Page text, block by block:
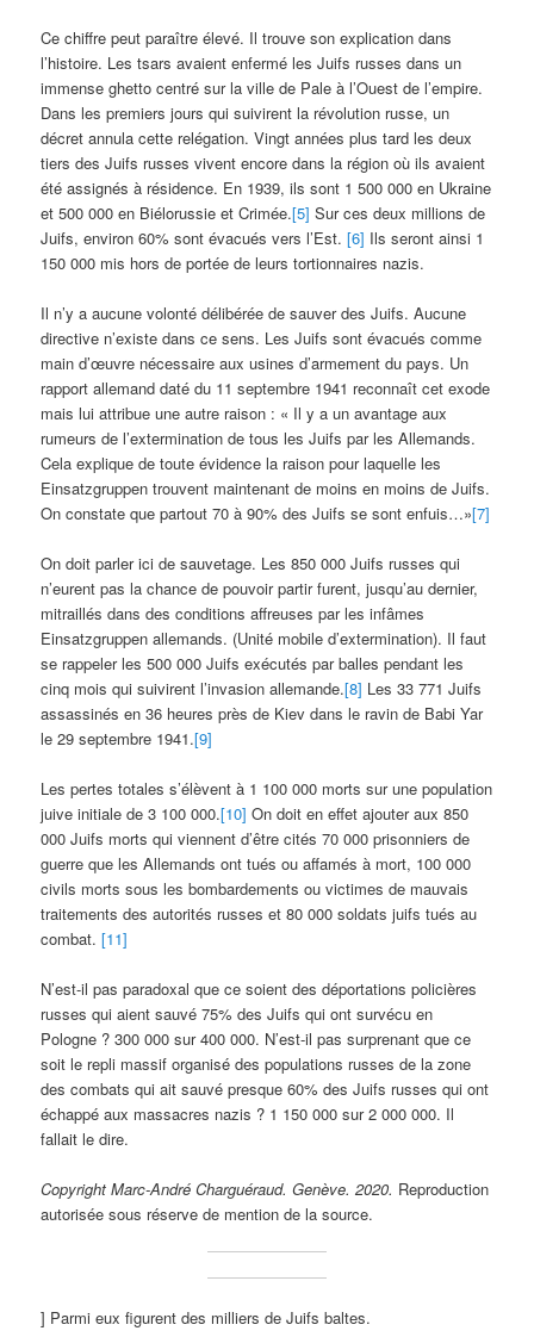
Ce chiffre peut paraître élevé. Il trouve son explication dans
l’histoire. Les tsars avaient enfermé les Juifs russes dans un
immense ghetto centré sur la ville de Pale à l’Ouest de l’empire.
Dans les premiers jours qui suivirent la révolution russe, un
décret annula cette relégation. Vingt années plus tard les deux
tiers des Juifs russes vivent encore dans la région où ils avaient
été assignés à résidence. En 1939, ils sont 1 500 000 en Ukraine
et 500 000 en Biélorussie et Crimée.[5] Sur ces deux millions de
Juifs, environ 60% sont évacués vers l’Est.[6] Ils seront ainsi 1
150 000 mis hors de portée de leurs tortionnaires nazis.
Il n’y a aucune volonté délibérée de sauver des Juifs. Aucune
directive n’existe dans ce sens. Les Juifs sont évacués comme
main d’œuvre nécessaire aux usines d’armement du pays. Un
rapport allemand daté du 11 septembre 1941 reconnaît cet exode
mais lui attribue une autre raison : « Il y a un avantage aux
rumeurs de l’extermination de tous les Juifs par les Allemands.
Cela explique de toute évidence la raison pour laquelle les
Einsatzgruppen trouvent maintenant de moins en moins de Juifs.
On constate que partout 70 à 90% des Juifs se sont enfuis…»[7]
On doit parler ici de sauvetage. Les 850 000 Juifs russes qui
n’eurent pas la chance de pouvoir partir furent, jusqu’au dernier,
mitraillés dans des conditions affreuses par les infâmes
Einsatzgruppen allemands. (Unité mobile d’extermination). Il faut
se rappeler les 500 000 Juifs exécutés par balles pendant les
cinq mois qui suivirent l’invasion allemande.[8] Les 33 771 Juifs
assassinés en 36 heures près de Kiev dans le ravin de Babi Yar
le 29 septembre 1941.[9]
Les pertes totales s’élèvent à 1 100 000 morts sur une population
juive initiale de 3 100 000.[10] On doit en effet ajouter aux 850
000 Juifs morts qui viennent d’être cités 70 000 prisonniers de
guerre que les Allemands ont tués ou affamés à mort, 100 000
civils morts sous les bombardements ou victimes de mauvais
traitements des autorités russes et 80 000 soldats juifs tués au
combat.[11]
N’est-il pas paradoxal que ce soient des déportations policières
russes qui aient sauvé 75% des Juifs qui ont survécu en
Pologne ? 300 000 sur 400 000. N’est-il pas surprenant que ce
soit le repli massif organisé des populations russes de la zone
des combats qui ait sauvé presque 60% des Juifs russes qui ont
échappé aux massacres nazis ? 1 150 000 sur 2 000 000. Il
fallait le dire.
Copyright Marc-André Charguéraud. Genève. 2020. Reproduction
autorisée sous réserve de mention de la source.
] Parmi eux figurent des milliers de Juifs baltes.